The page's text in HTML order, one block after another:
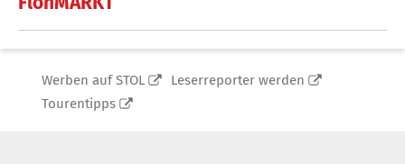
Werben auf STOL
Leserreporter werden
Tourentipps